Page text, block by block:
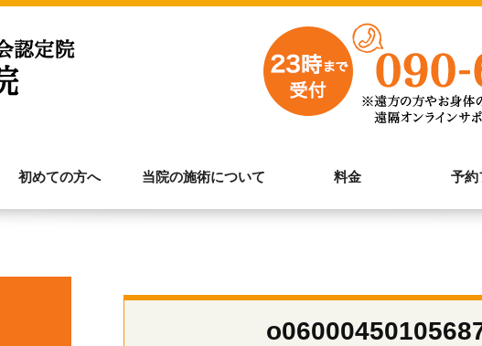
初めての方へ 当院の施術について 料金 予約